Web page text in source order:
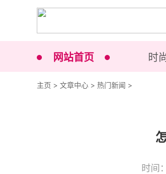
网站首页 时
主页 > 文章中心 > 热门新闻 >
时间